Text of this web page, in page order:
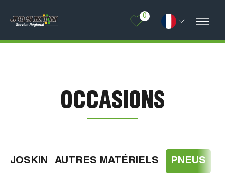
0
OCCASIONS
JOSKIN AUTRES MATÉRIELS PNEUS